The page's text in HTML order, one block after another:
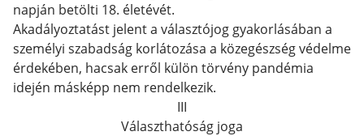
napján betölti 18. életévét.
Akadályoztatást jelent a választójog gyakorlásában a
személyi szabadság korlátozása a közegészség védelme
érdekében, hacsak erről külön törvény pandémia
idején másképp nem rendelkezik.
III
Választhatóság joga